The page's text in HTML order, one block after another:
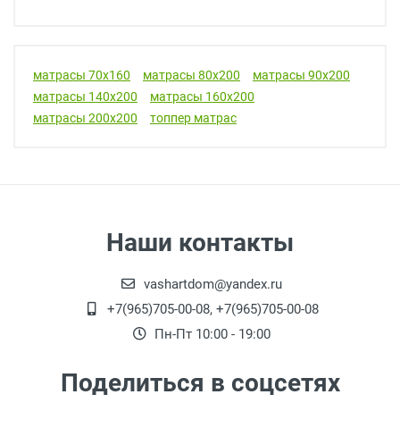
матрасы 70х160 матрасы 80х200
матрасы 90х200
матрасы 140х200
матрасы 160х200
матрасы 200х200
топпер матрас
Наши контакты
vashartdom@yandex.ru
+7(965)705-00-08, +7(965)705-00-08
Пн-Пт 10:00 - 19:00
Поделиться в соцсетях